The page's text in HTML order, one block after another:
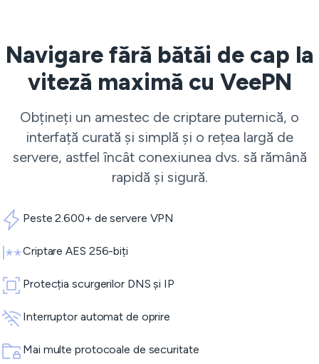
Navigare fără bătăi de cap la
viteză maximă cu VeePN
Obțineți un amestec de criptare puternică, o
interfață curată și simplă și o rețea largă de
servere, astfel încât conexiunea dvs. să rămână
rapidă și sigură.
Peste 2.600+ de servere VPN
Criptare AES 256-biți
Protecția scurgerilor DNS și IP
Interruptor automat de oprire
Mai multe protocoale de securitate